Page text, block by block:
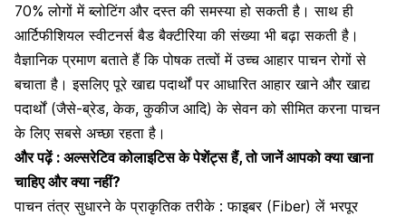
70% लोगों मेंब्लोटिंगऔरदस्त की समस्या हो सकती है। साथ ही
आर्टिफीशियल स्वीटनर्स बैड बैक्टीरिया की संख्या भी बढ़ा सकती है।
वैज्ञानिक प्रमाण बताते हैं कि पोषक तत्वों में उच्च आहार पाचन रोगों से
बचाता है। इसलिए पूरे खाद्य पदार्थों पर आधारित आहार खाने और खाद्य
पदार्थों (जैसे-ब्रेड, केक, कुकीज आदि) के सेवन को सीमित करना पाचन
के लिए सबसे अच्छा रहता है।
और पढ़ें : अल्सरेटिव कोलाइटिस के पेशेंट्स हैं, तो जानें आपको क्या खाना
चाहिए और क्या नहीं?
पाचन तंत्र सुधारने के प्राकृतिक तरीके : फाइबर (Fiber) लें भरपूर